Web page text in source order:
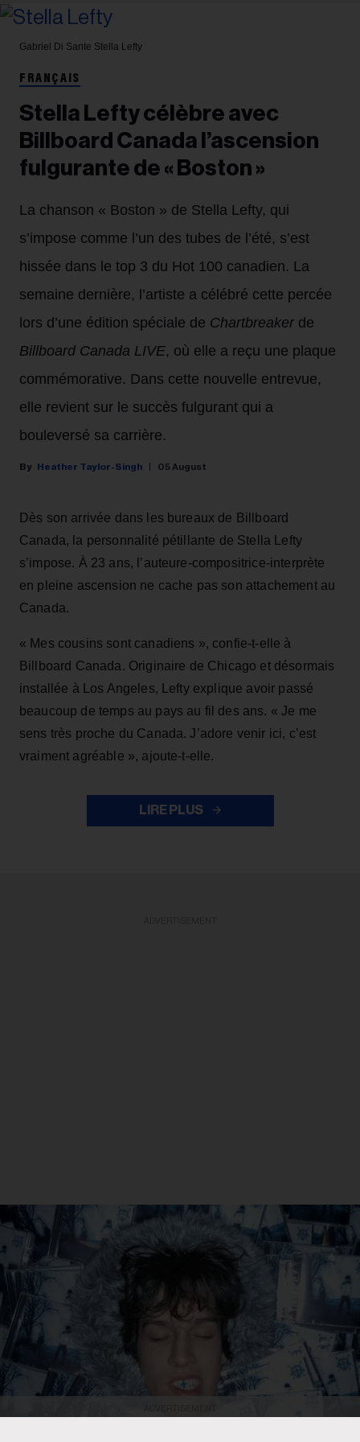
Gabriel Di Sante Stella Lefty
FRANÇAIS
Stella Lefty célèbre avec
Billboard Canada l’ascension
fulgurante de « Boston »
La chanson « Boston » de Stella Lefty, qui
s’impose comme l’un des tubes de l’été, s’est
hissée dans le top 3 du Hot 100 canadien. La
semaine dernière, l’artiste a célébré cette percée
lors d’une édition spéciale de Chartbreaker de
Billboard Canada LIVE, où elle a reçu une plaque
commémorative. Dans cette nouvelle entrevue,
elle revient sur le succès fulgurant qui a
bouleversé sa carrière.
Heather Taylor-Singh 05 August
Dès son arrivée dans les bureaux de Billboard
Canada, la personnalité pétillante de Stella Lefty
s’impose. À 23 ans, l’auteure-compositrice-interprète
en pleine ascension ne cache pas son attachement au
Canada.
« Mes cousins sont canadiens », confie-t-elle à
Billboard Canada. Originaire de Chicago et désormais
installée à Los Angeles, Lefty explique avoir passé
beaucoup de temps au pays au fil des ans. « Je me
sens très proche du Canada. J’adore venir ici, c’est
vraiment agréable », ajoute-t-elle.
LIRE PLUS